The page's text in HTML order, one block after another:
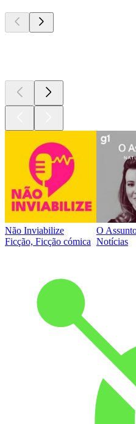
Não Inviabilize
Ficção, Ficção cómica
O
Notícias